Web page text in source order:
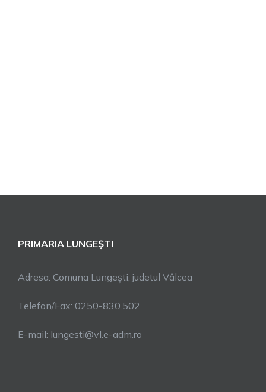
PRIMARIA LUNGEŞTI
Adresa: Comuna Lungești, judetul Vâlcea
Telefon/Fax: 0250-830.502
E-mail: lungesti@vl.e-adm.ro